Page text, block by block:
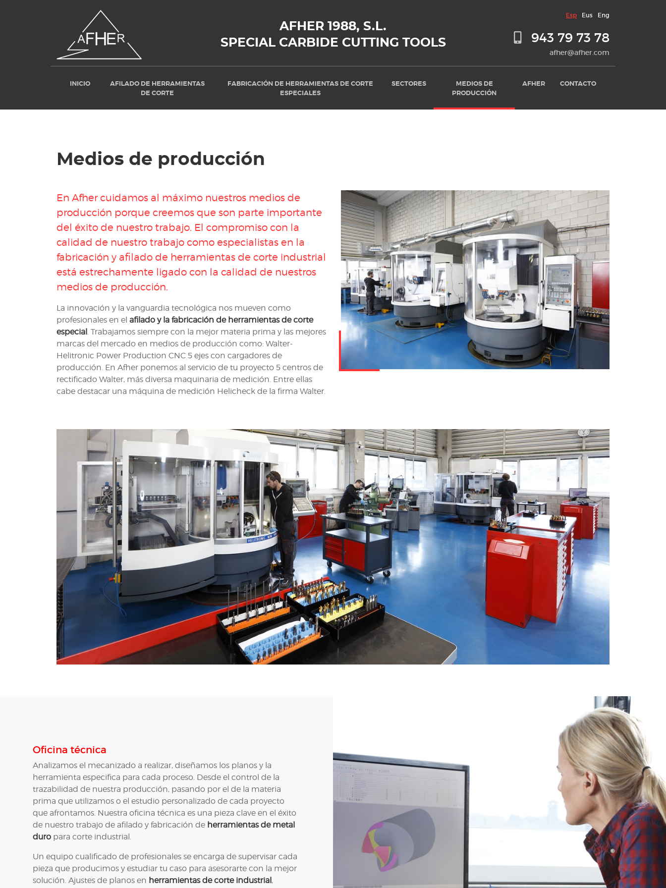
AFHER 1988, S.L.
SPECIAL CARBIDE CUTTING TOOLS
Esp Eus Eng
943 79 73 78
afher@afher.com
INICIO
AFILADO DE HERRAMIENTAS
DE CORTE
FABRICACIÓN DE HERRAMIENTAS DE CORTE
ESPECIALES
SECTORES
MEDIOS DE
PRODUCCIÓN
AFHER CONTACTO
Medios de producción
En Afher cuidamos al máximo nuestros medios de
producción porque creemos que son parte importante
del éxito de nuestro trabajo. El compromiso con la
calidad de nuestro trabajo como especialistas en la
fabricación y afilado de herramientas de corte industrial
está estrechamente ligado con la calidad de nuestros
medios de producción.
La innovación y la vanguardia tecnológica nos mueven como
profesionales en el afilado y la fabricación de herramientas de corte
especial. Trabajamos siempre con la mejor materia prima y las mejores
marcas del mercado en medios de producción como: Walter-
Helitronic Power Production CNC 5 ejes con cargadores de
producción. En Afher ponemos al servicio de tu proyecto 5 centros de
rectificado Walter, más diversa maquinaria de medición. Entre ellas
cabe destacar una máquina de medición Helicheck de la firma Walter.
Oficina técnica
Analizamos el mecanizado a realizar, diseñamos los planos y la
herramienta especifica para cada proceso. Desde el control de la
trazabilidad de nuestra producción, pasando por el de la materia
prima que utilizamos o el estudio personalizado de cada proyecto
que afrontamos. Nuestra oficina técnica es una pieza clave en el éxito
de nuestro trabajo de afilado y fabricación de herramientas de metal
duro para corte industrial.
Un equipo cualificado de profesionales se encarga de supervisar cada
pieza que producimos y estudiar tu caso para asesorarte con la mejor
solución. Ajustes de planos en herramientas de corte industrial,